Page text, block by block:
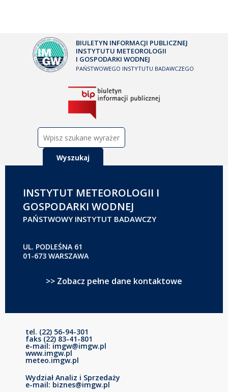
BIULETYN INFORMACJI PUBLICZNEJ
INSTYTUTU METEOROLOGII
I GOSPODARKI WODNEJ
PAŃSTWOWEGO INSTYTUTU BADAWCZEGO
INSTYTUT METEOROLOGII I
GOSPODARKI WODNEJ
PAŃSTWOWY INSTYTUT BADAWCZY
UL. PODLEŚNA 61
01-673 WARSZAWA
>> Zobacz pełne dane kontaktowe
tel. (22) 56-94-301
faks (22) 83-41-801
e-mail: imgw@imgw.pl
www.imgw.pl
meteo.imgw.pl
Wydział Analiz i Sprzedaży
e-mail: biznes@imgw.pl